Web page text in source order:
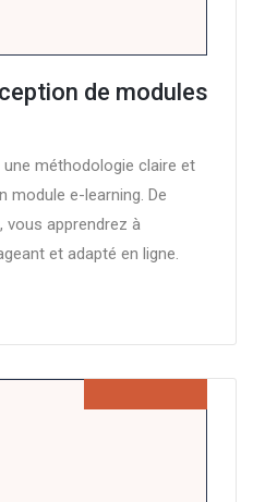
de modules
méthodologie claire et
module e-learning. De
vous apprendrez à
et adapté en ligne.